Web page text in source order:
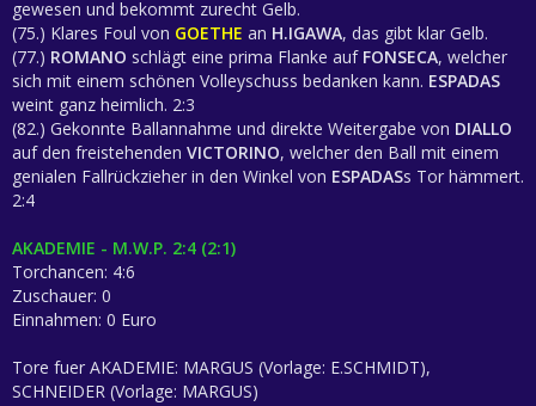
gewesen und bekommt zurecht Gelb.
(75.) Klares Foul von GOETHE an H.IGAWA, das gibt klar Gelb.
(77.) ROMANO schlägt eine prima Flanke auf FONSECA, welcher
sich mit einem schönen Volleyschuss bedanken kann. ESPADAS
weint ganz heimlich. 2:3
(82.) Gekonnte Ballannahme und direkte Weitergabe von DIALLO
auf den freistehenden VICTORINO, welcher den Ball mit einem
genialen Fallrückzieher in den Winkel von ESPADASs Tor hämmert.
2:4
AKADEMIE - M.W.P. 2:4 (2:1)
Torchancen: 4:6
Zuschauer: 0
Einnahmen: 0 Euro
Tore fuer AKADEMIE: MARGUS (Vorlage: E.SCHMIDT),
SCHNEIDER (Vorlage: MARGUS)